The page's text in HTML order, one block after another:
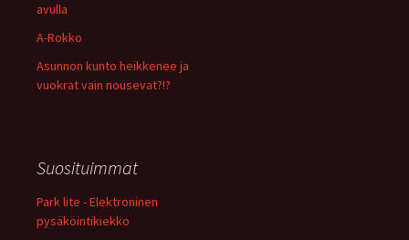
avulla
A-Rokko
Asunnon kunto heikkenee ja
vuokrat vain nousevat?!?
Suosituimmat
Park lite - Elektroninen
pysäköintikiekko